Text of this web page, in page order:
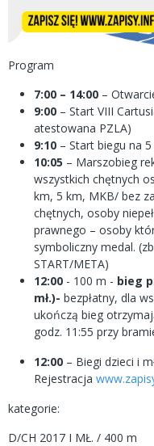
Program
7:00 – 14:00 –
9:00 – Start VIII
atestowana PZLA)
9:10 – Start biegu na
10:05 – Marszobieg
wszystkich chętnych
km, 5 km, MKB/ bez
chętnych, osoby
prawnego – osoby
symboliczny medal.
START/META)
12:00 - 100 m - bieg
mł.)- bezpłatny, dla
ukończą bieg
godz. 11:55 przy
12:00 – Biegi dzieci i
Rejestracja
kategorie:
D/CH 2017 I MŁ. / 400 m